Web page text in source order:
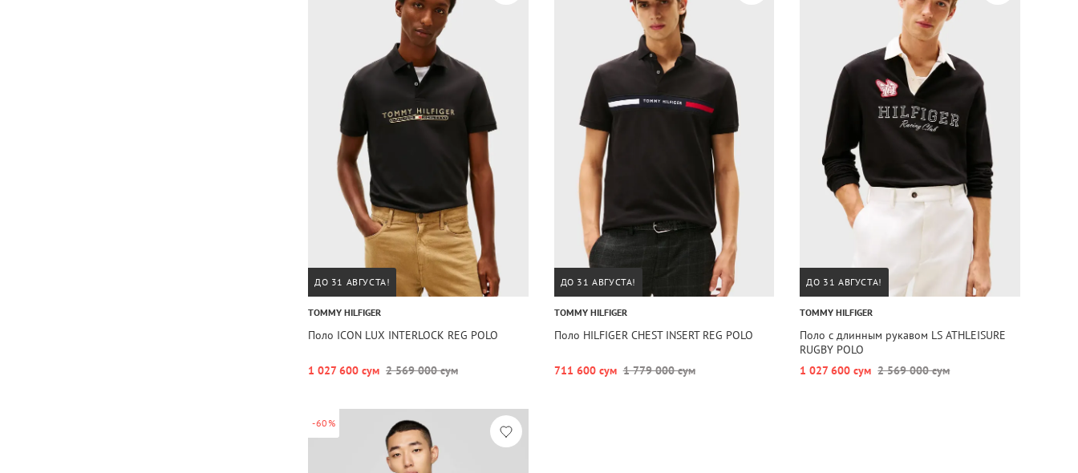
ДО 31 АВГУСТА!
TOMMY HILFIGER
Поло ICON LUX INTERLOCK REG POLO
1 027 600 сум 2 569 000 сум
ДО 31 АВГУСТА!
TOMMY HILFIGER
Поло HILFIGER CHEST INSERT REG POLO
711 600 сум 1 779 000 сум
ДО 31 АВГУСТА!
TOMMY HILFIGER
Поло с длинным рукавом LS ATHLEISURE
RUGBY POLO
1 027 600 сум 2 569 000 сум
-60%